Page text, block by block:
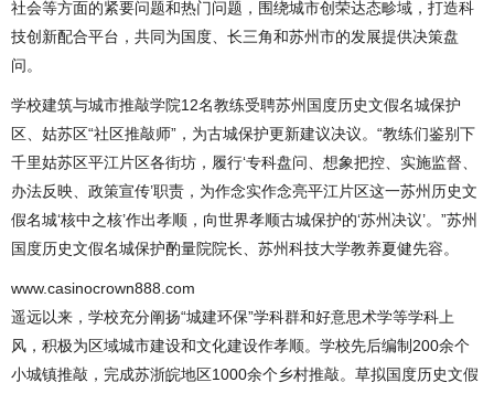
社会等方面的紧要问题和热门问题，围绕城市创荣达态畛域，打造科
技创新配合平台，共同为国度、长三角和苏州市的发展提供决策盘
问。
学校建筑与城市推敲学院12名教练受聘苏州国度历史文假名城保护
区、姑苏区“社区推敲师”，为古城保护更新建议决议。“教练们鉴别下
千里姑苏区平江片区各街坊，履行‘专科盘问、想象把控、实施监督、
办法反映、政策宣传’职责，为作念实作念亮平江片区这一苏州历史文
假名城‘核中之核’作出孝顺，向世界孝顺古城保护的‘苏州决议’。”苏州
国度历史文假名城保护酌量院院长、苏州科技大学教养夏健先容。
www.casinocrown888.com
遥远以来，学校充分阐扬“城建环保”学科群和好意思术学等学科上
风，积极为区域城市建设和文化建设作孝顺。学校先后编制200余个
小城镇推敲，完成苏浙皖地区1000余个乡村推敲。草拟国度历史文假